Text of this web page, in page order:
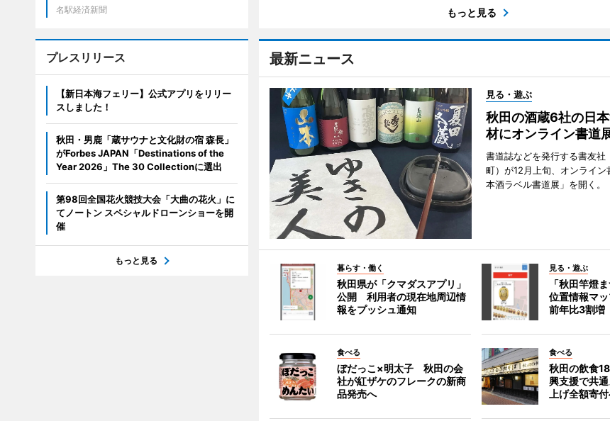
もっと見る
最新ニュース
見る・遊ぶ
秋田の酒蔵6社の日
材にオンライン書道
書道誌などを発行する書友社
町）が12月上旬、オンライン
本酒ラベル書道展」を開く。
暮らす・働く
秋田県が「クマダスアプリ」
公開 利用者の現在地周辺情
報をプッシュ通知
見る・遊ぶ
「秋田竿燈
位置情報マ
前年比3割増
食べる
ぼだっこ×明太子 秋田の会
社が紅ザケのフレークの新商
品発売へ
食べる
秋田の飲食
興支援で共
上げ全額寄
名駅経済新聞
プレスリリース
【新日本海フェリー】公式アプリをリリー
スしました！
秋田・男鹿「蔵サウナと文化財の宿 森長」
がForbes JAPAN「Destinations of the
Year 2026」The 30 Collectionに選出
第98回全国花火競技大会「大曲の花火」に
てノートン スペシャルドローンショーを開
催
もっと見る